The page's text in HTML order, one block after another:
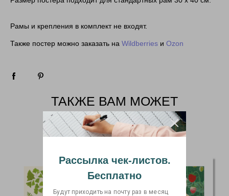
Рассылка чек-листов.
Бесплатно
Будут приходить на почту раз в месяц
Рамы и крепления в комплект не входят.
Также постер можно заказать на Wildberries и Ozon
ТАКЖЕ ВАМ МОЖЕТ
ПОНРАВИТЬСЯ